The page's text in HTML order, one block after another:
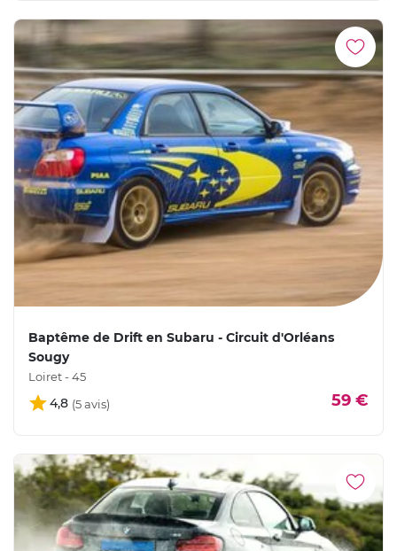
Baptême de Drift en Subaru - Circuit d'Orléans
Sougy
Loiret - 45
4,8 59 €